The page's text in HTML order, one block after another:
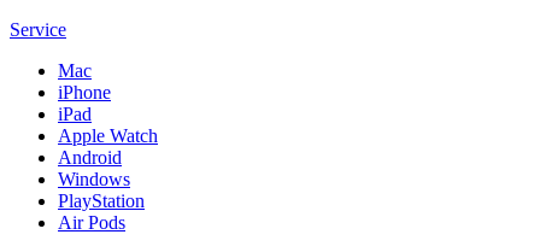
Service
Mac
iPhone
iPad
Apple Watch
Android
Windows
PlayStation
Air Pods